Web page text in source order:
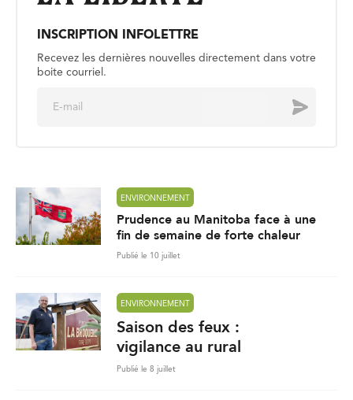
INSCRIPTION INFOLETTRE
Recevez les dernières nouvelles directement dans votre
boite courriel.
Envoyer
ENVIRONNEMENT
Prudence au Manitoba face à une
fin de semaine de forte chaleur
Publié le 10 juillet
ENVIRONNEMENT
Saison des feux :
vigilance au rural
Publié le 8 juillet